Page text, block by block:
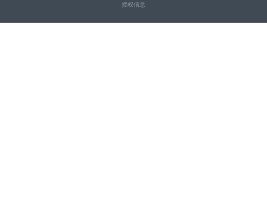
授权信息